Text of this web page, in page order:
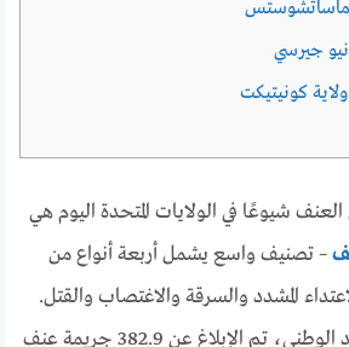
شيوعًا في الولايات المتحدة اليوم هي
– تصنيف واسع يشمل أربعة أنواع من
المشدد والسرقة والاغتصاب والقتل.
على الصعيد الوطني، تم الإبلاغ عن 382.9 جريمة عنف